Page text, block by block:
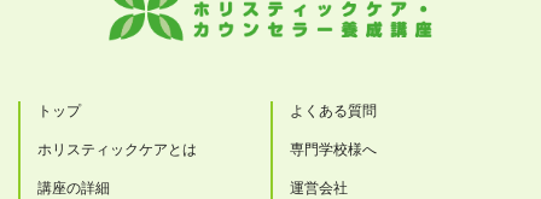
トップ
ホリスティックケアとは
講座の詳細
よくある質問
専門学校様へ
運営会社